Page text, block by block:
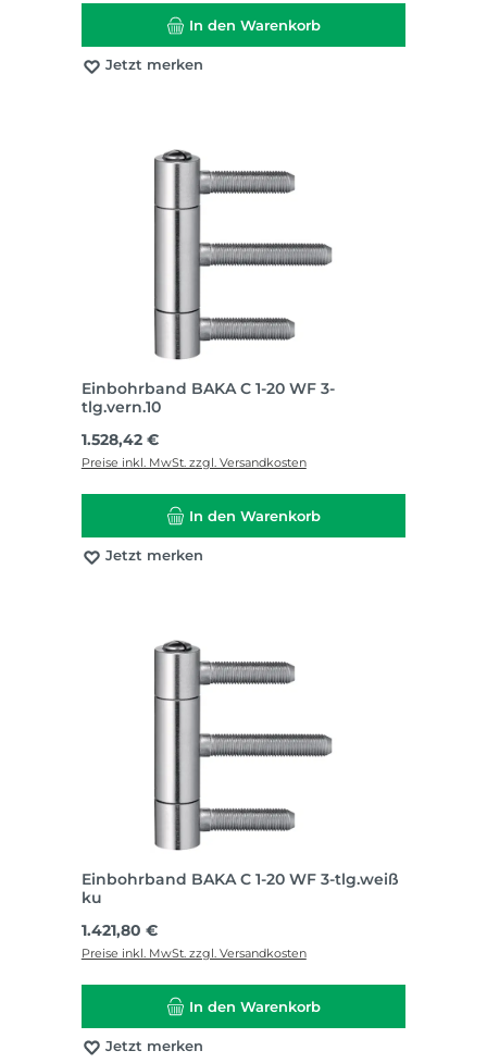
In den Warenkorb
Jetzt merken
Einbohrband BAKA C 1-20 WF 3-
tlg.vern.10
Regulärer Preis:
1.528,42 €
Preise inkl. MwSt. zzgl. Versandkosten
In den Warenkorb
Jetzt merken
Einbohrband BAKA C 1-20 WF 3-tlg.weiß
ku
Regulärer Preis:
1.421,80 €
Preise inkl. MwSt. zzgl. Versandkosten
In den Warenkorb
Jetzt merken